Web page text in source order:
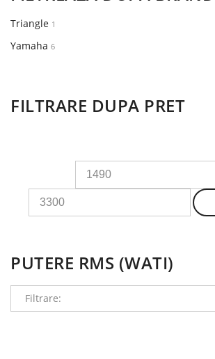
Triangle 1
Yamaha 6
FILTRARE DUPA PRET
Preț
minim
PUTERE RMS (WATI)
Filtrare: